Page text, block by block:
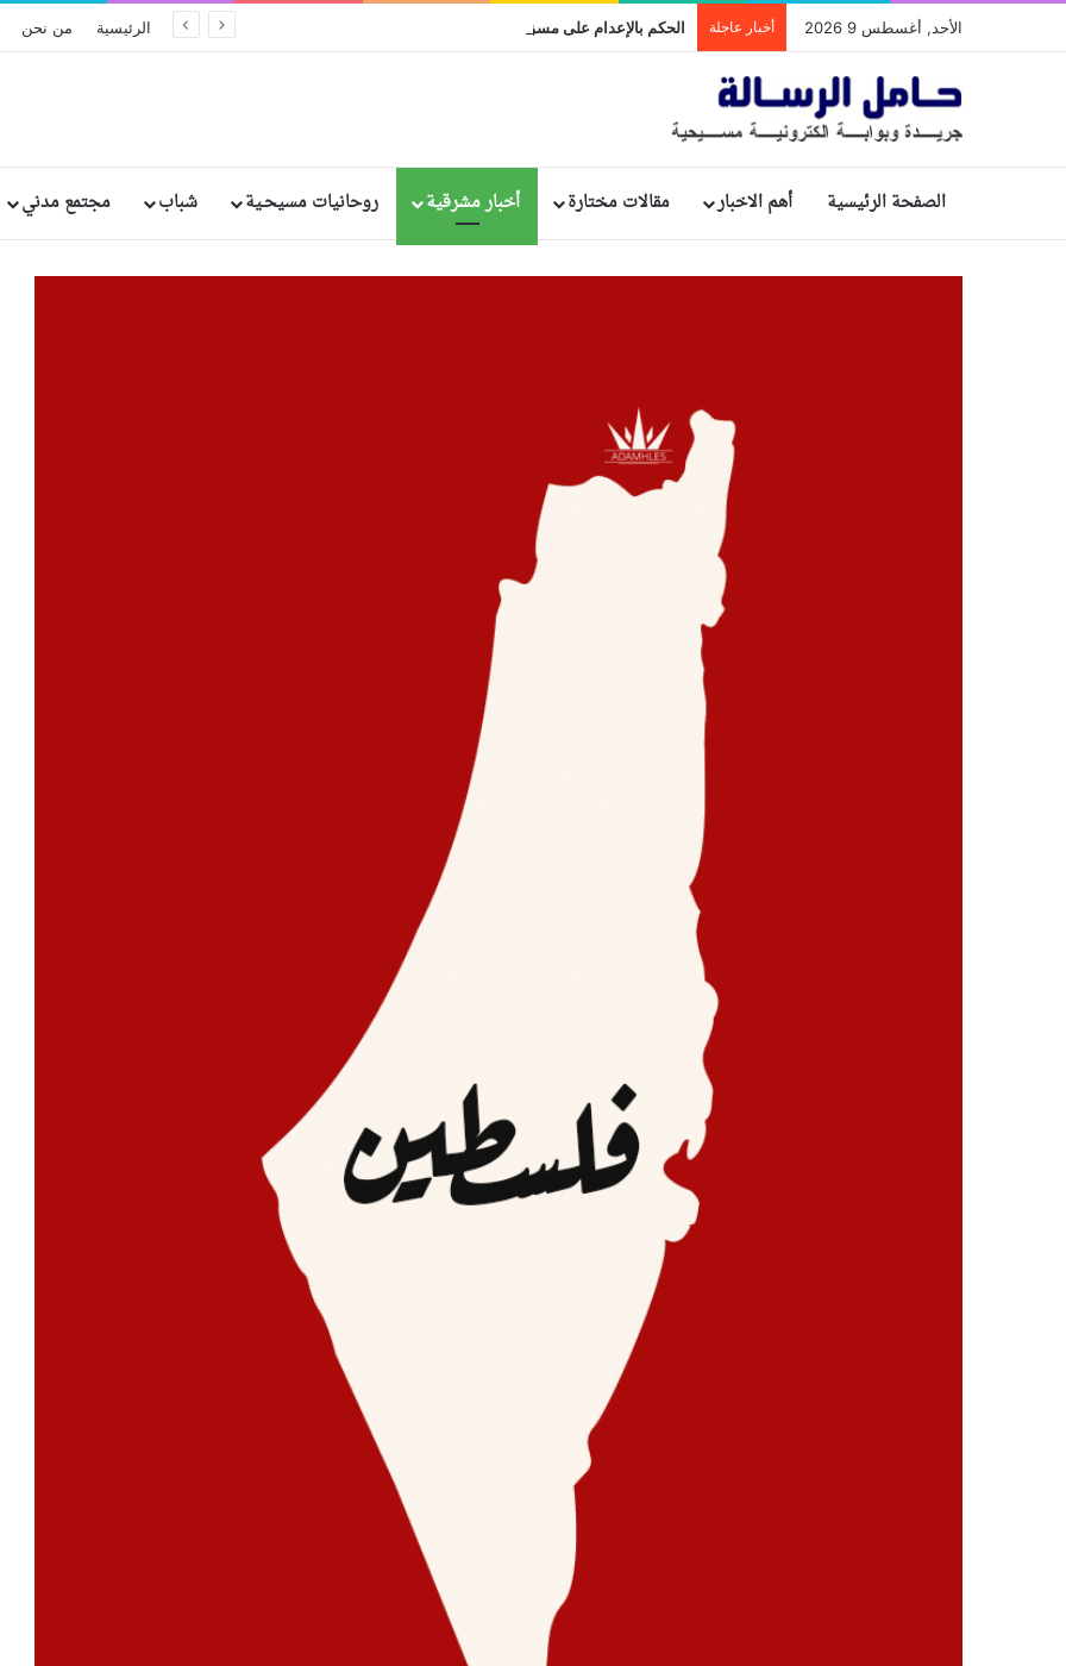
الأحد, أغسطس 9 2026 أخبار عاجلة الرئيسية من نحن
الصفحة الرئيسية أهم الاخبار مقالات مختارة أخبار مشرقية روحانيات مسيحـية شباب مجتمع مدني